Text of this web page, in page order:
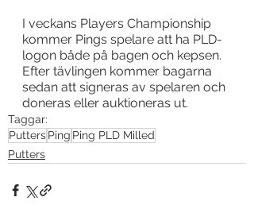
I veckans Players Championship
kommer Pings spelare att ha PLD-
logon både på bagen och kepsen.
Efter tävlingen kommer bagarna
sedan att signeras av spelaren och
doneras eller auktioneras ut.
Taggar:
PuttersPing Ping PLD Milled
Putters